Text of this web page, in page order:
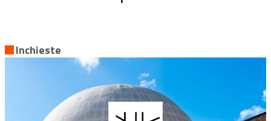
Inchieste